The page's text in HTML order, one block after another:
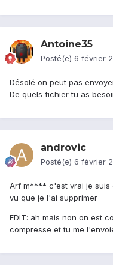
Antoine35
Posté(e) 6 février
Désolé on peut pas
De quels fichier tu as
androvic
Posté(e) 6 février
Arf m**** c'est vrai je suis
vu que je l'ai supprimer
EDIT: ah mais non on est
compresse et tu me